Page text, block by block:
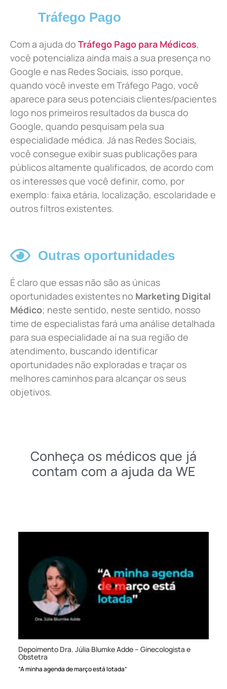
Tráfego Pago
Com a ajuda do Tráfego Pago para Médicos,
você potencializa ainda mais a sua presença no
Google e nas Redes Sociais, isso porque,
quando você investe em Tráfego Pago, você
aparece para seus potenciais clientes/pacientes
logo nos primeiros resultados da busca do
Google, quando pesquisam pela sua
especialidade médica. Já nas Redes Sociais,
você consegue exibir suas publicações para
públicos altamente qualificados, de acordo com
os interesses que você definir, como, por
exemplo: faixa etária, localização, escolaridade e
outros filtros existentes.
Outras oportunidades
É claro que essas não são as únicas
oportunidades existentes no Marketing Digital
Médico; neste sentido, neste sentido, nosso
time de especialistas fará uma análise detalhada
para sua especialidade aí na sua região de
atendimento, buscando identificar
oportunidades não exploradas e traçar os
melhores caminhos para alcançar os seus
objetivos.
Conheça os médicos que já
contam com a ajuda da WE
Depoimento Dra. Júlia Blumke Adde – Ginecologista e
Obstetra
“A minha agenda de março está lotada”